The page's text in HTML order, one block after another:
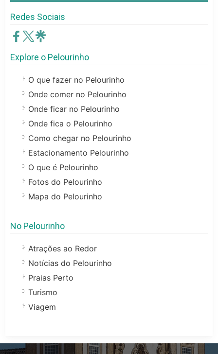
Redes Sociais
Explore o Pelourinho
O que fazer no Pelourinho
Onde comer no Pelourinho
Onde ficar no Pelourinho
Onde fica o Pelourinho
Como chegar no Pelourinho
Estacionamento Pelourinho
O que é Pelourinho
Fotos do Pelourinho
Mapa do Pelourinho
No Pelourinho
Atrações ao Redor
Notícias do Pelourinho
Praias Perto
Turismo
Viagem